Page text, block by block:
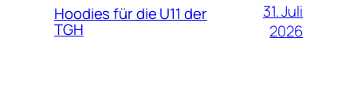
Hoodies für die U11 der
TGH
31. Juli
2026